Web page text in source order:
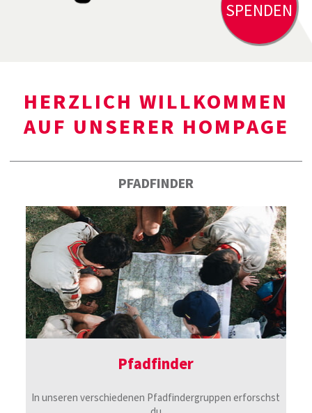
SPENDEN
HERZLICH WILLKOMMEN
AUF UNSERER HOMPAGE
PFADFINDER
Pfadfinder
In unseren verschiedenen Pfadfindergruppen erforschst